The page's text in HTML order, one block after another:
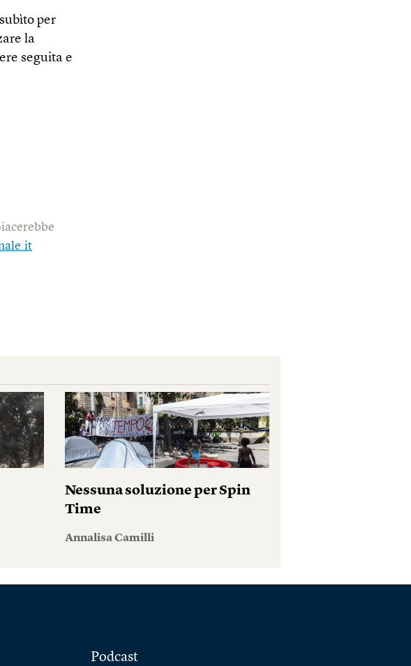
per
la
seguita e
Nessuna soluzione per Spin
Time
Annalisa Camilli
Podcast